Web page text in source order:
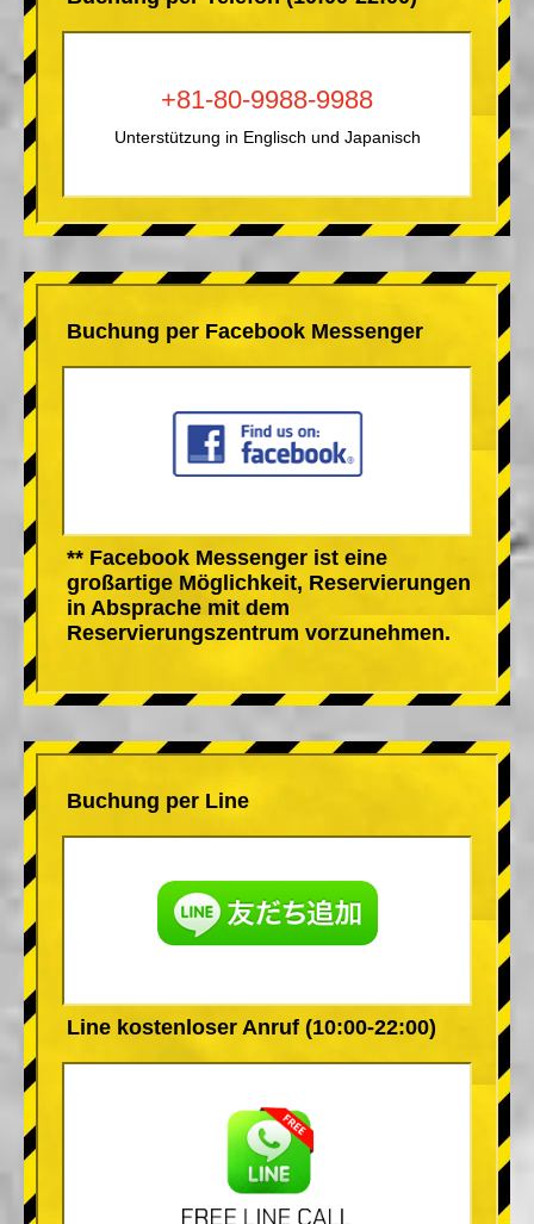
+81-80-9988-9988
Unterstützung in Englisch und Japanisch
Buchung per Facebook Messenger
** Facebook Messenger ist eine
großartige Möglichkeit, Reservierungen
in Absprache mit dem
Reservierungszentrum vorzunehmen.
Buchung per Line
Line kostenloser Anruf (10:00-22:00)